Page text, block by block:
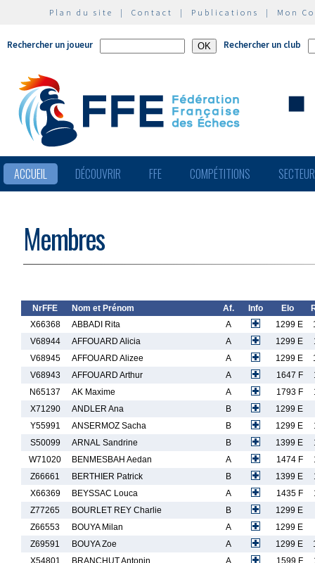
Plan du site | Contact | Publications | Mon
Rechercher un joueur Rechercher un club
ACCUEIL DÉCOUVRIR FFE COMPÉTITIONS
Membres
NrFFE Nom et Prénom Af. Info Elo
X66368
ABBADI Rita A 1299 E
V68944
AFFOUARD Alicia A 1299 E
V68945
AFFOUARD Alizee A 1299 E
V68943
AFFOUARD Arthur A 1647 F
N65137
AK Maxime A 1793 F
X71290
ANDLER Ana B
1299 E
Y55991
ANSERMOZ Sacha B 1299 E
S50099
ARNAL Sandrine B 1399 E
W71020
BENMESBAH Aedan A 1474 F
Z66661
BERTHIER Patrick B 1399 E
X66369
BEYSSAC Louca A 1435 F
Z77265
BOURLET REY Charlie B
1299 E
Z66553
BOUYA Milan A
1299 E
Z69591
BOUYA Zoe A 1299 E
X54801
BRANCHUT Antonin A 1599 F